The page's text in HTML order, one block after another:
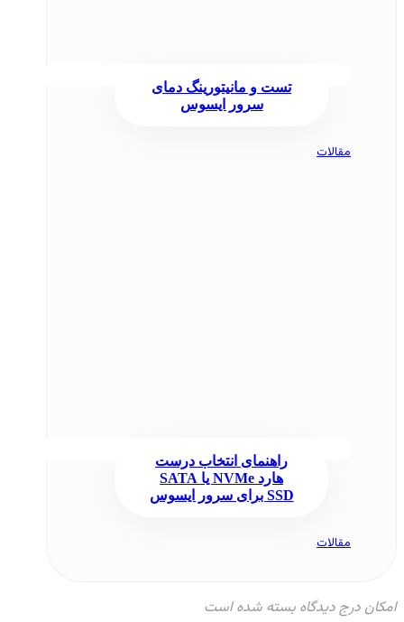
تست و مانیتورینگ دمای
سرور ایسوس
مقالات
راهنمای انتخاب درست
هارد NVMe یا SATA
SSD برای سرور ایسوس
مقالات
امکان درج دیدگاه بسته شده است